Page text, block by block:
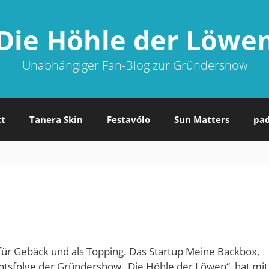
Höhle der
Unabhängiger Fan-Blog zur Gründershow
Tanera Skin Festavólo Sun Matters
Gebäck und als Topping. Das Startup Meine Backbox,